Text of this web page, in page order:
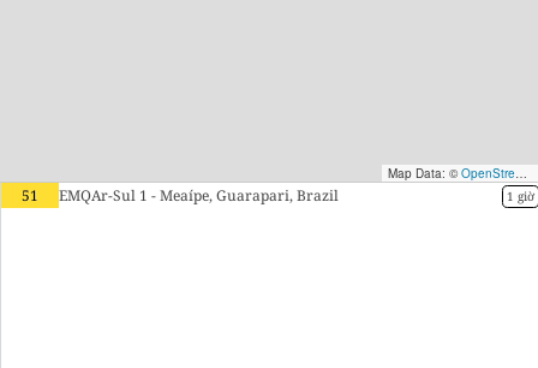
Map Data: © OpenStreetMap contributors
51 1 giờ
EMQAr-Sul 1 - Meaípe, Guarapari, Brazil